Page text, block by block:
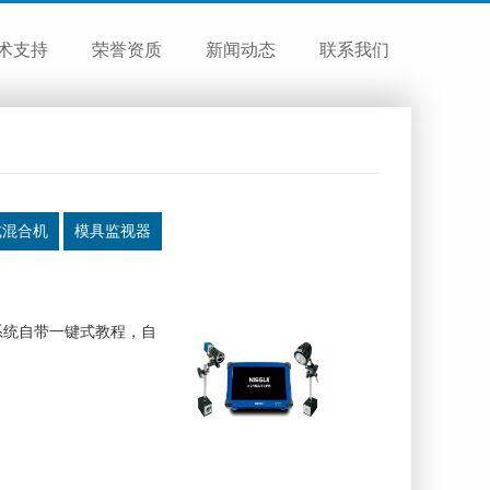
支持 荣誉资质 新闻动态 联系我们
合机 模具监视器
自带一键式教程，自